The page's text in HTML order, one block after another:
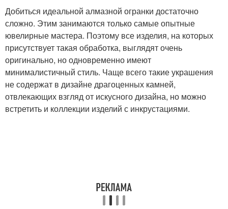
Добиться идеальной алмазной огранки достаточно
сложно. Этим занимаются только самые опытные
ювелирные мастера. Поэтому все изделия, на которых
присутствует такая обработка, выглядят очень
оригинально, но одновременно имеют
минималистичный стиль. Чаще всего такие украшения
не содержат в дизайне драгоценных камней,
отвлекающих взгляд от искусного дизайна, но можно
встретить и коллекции изделий с инкрустациями.